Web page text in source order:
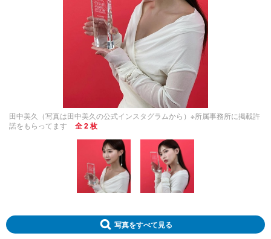
田中美久（写真は田中美久の公式インスタグラムから）※所属事務所に掲載許
諾をもらってます
全 2 枚
写真をすべて見る